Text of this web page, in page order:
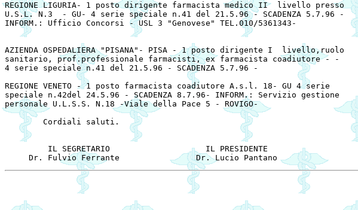
REGIONE LIGURIA- 1 posto dirigente farmacista medico II  livello presso
U.S.L. N.3  - GU- 4 serie speciale n.41 del 21.5.96 - SCADENZA 5.7.96 -
INFORM.: Ufficio Concorsi - USL 3 "Genovese" TEL.010/5361343-
AZIENDA OSPEDALIERA "PISANA"- PISA - 1 posto dirigente I  livello,ruolo
sanitario, prof.professionale farmacisti, ex farmacista coadiutore - -
4 serie speciale n.41 del 21.5.96 - SCADENZA 5.7.96 -
REGIONE VENETO - 1 posto farmacista coadiutore A.s.l. 18- GU 4 serie
speciale n.42del 24.5.96 - SCADENZA 8.7.96- INFORM.: Servizio gestione
personale U.L.S.S. N.18 -Viale della Pace 5 - ROVIGO-
	Cordiali saluti.